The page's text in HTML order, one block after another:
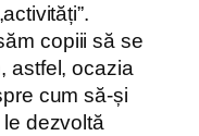
copiii să se
astfel, ocazia
cum să-și
dezvoltă